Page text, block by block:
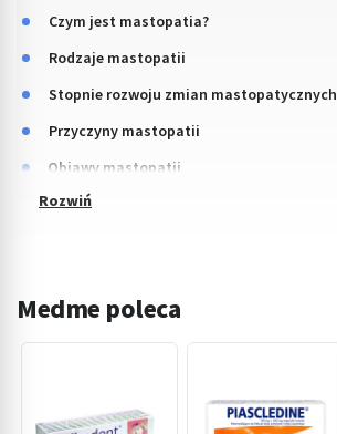
Czym jest mastopatia?
Rodzaje mastopatii
Stopnie rozwoju zmian mastopatycznych
Przyczyny mastopatii
Objawy mastopatii
Medme poleca